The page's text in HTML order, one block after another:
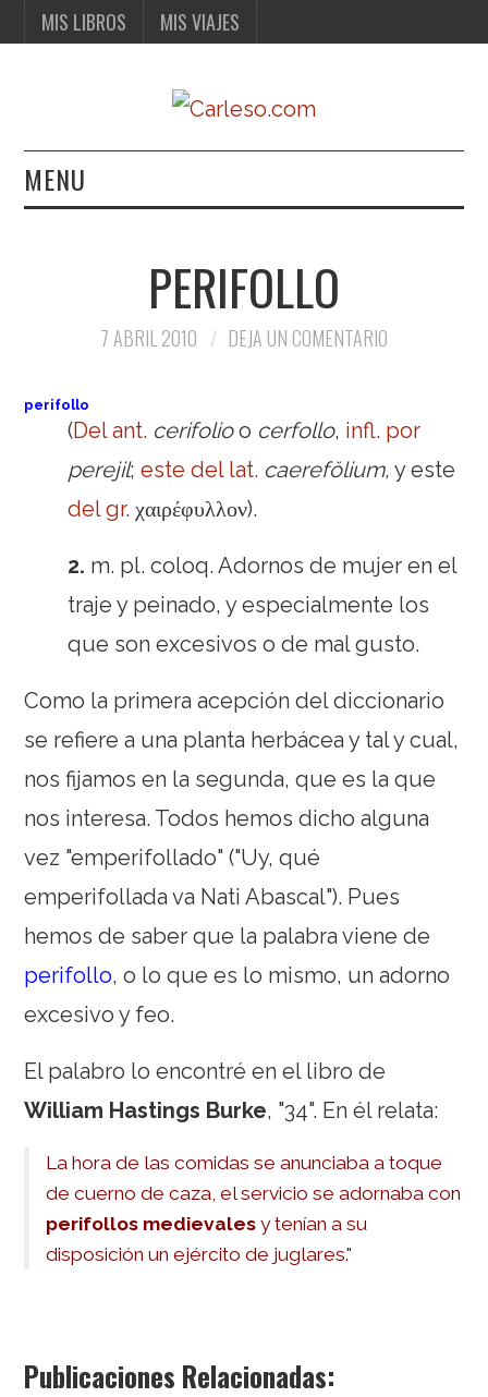
MIS LIBROS MIS VIAJES
MENU
MIS VIAJESPERIFOLLO
7 ABRIL 2010 DEJA UN COMENTARIO
perifollo
(Del ant. cerifolioo cerfollo, infl. por
perejil;este del lat. caerefŏlium, y este
del gr. χαιρέφυλλον).
2. m. pl.coloq. Adornos de mujer en el
traje y peinado, y especialmente los
que son excesivos o de mal gusto.
Como la primera acepción del diccionario
se refiere a una planta herbácea y tal y cual,
nos fijamos en la segunda, que es la que
nos interesa. Todos hemos dicho alguna
vez "emperifollado" ("Uy, qué
emperifollada va Nati Abascal"). Pues
hemos de saber que la palabra viene de
perifollo, o lo que es lo mismo, un adorno
excesivo y feo.
El palabro lo encontré en el libro de
William Hastings Burke, "34". En él relata:
La hora de las comidas se anunciaba a toque
de cuerno de caza, el servicio se adornaba con
perifollos medievalesy tenían a su
disposición un ejército de juglares."
Publicaciones Relacionadas: